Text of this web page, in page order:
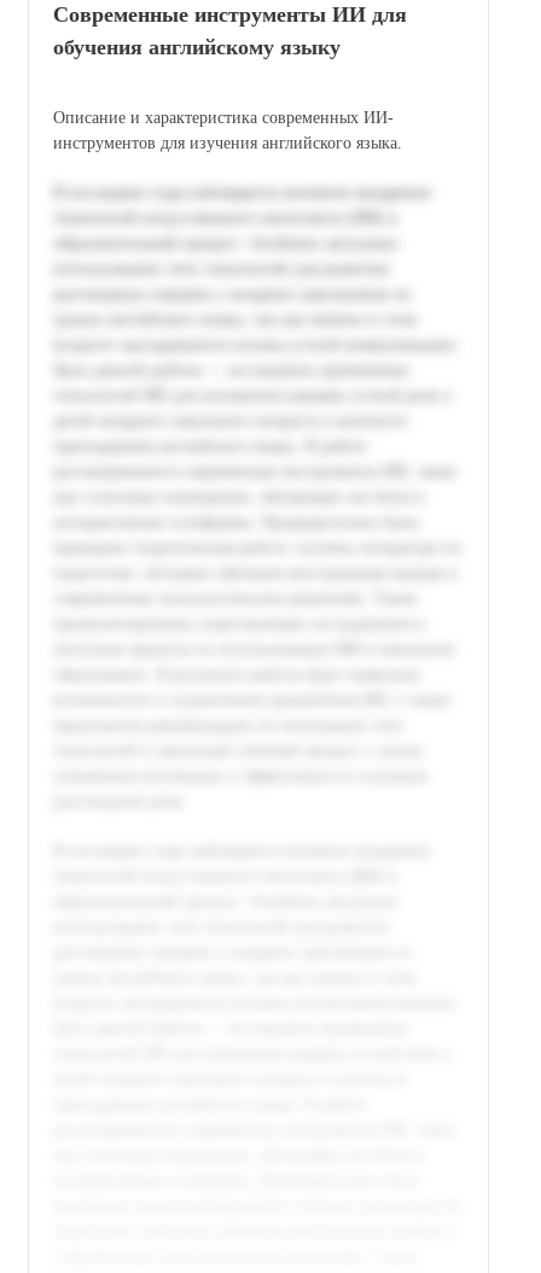
Современные инструменты ИИ для
обучения английскому языку
Описание и характеристика современных ИИ-
инструментов для изучения английского языка.